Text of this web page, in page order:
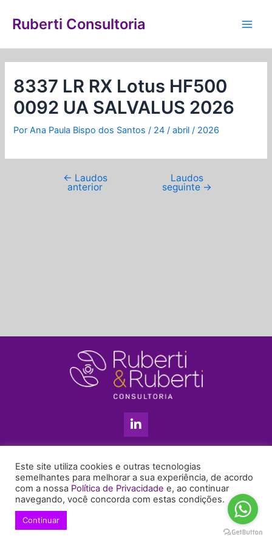
para
conteúdo
Ruberti Consultoria
8337 LR RX Lotus HF500
0092 UA SALVALUS 2026
PorAna Paula Bispo dos Santos/ 24 / abril / 2026
de
← Laudos
anterior
Laudos
seguinte →
L
i
n
e
d
i
n
+55 11 99655-6439
enyruberti@ruberticonsultoria.com.br
Este site utiliza cookies e outras tecnologias
semelhantes para melhorar a sua experiência, de acordo
com a nossa Política de Privacidade e, ao continuar
navegando, você concorda com estas condições.
Continuar